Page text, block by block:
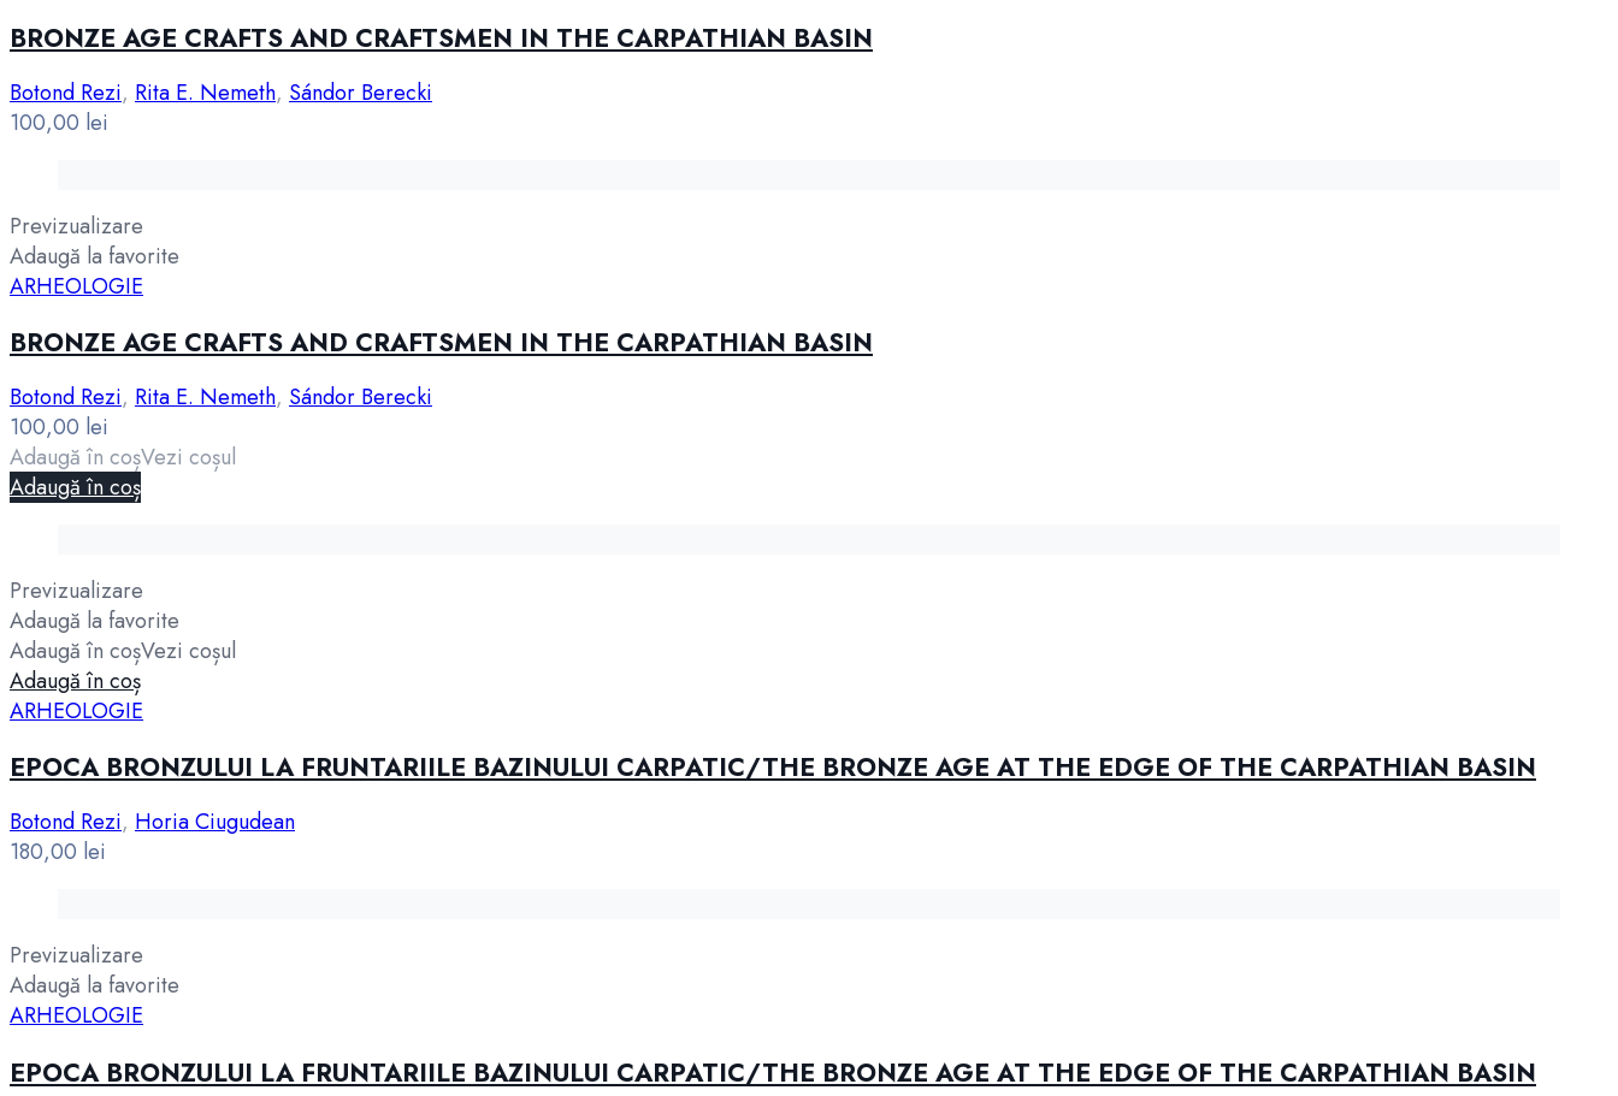
BRONZE AGE CRAFTS AND CRAFTSMEN IN THE CARPATHIAN BASIN
Botond Rezi, Rita E. Nemeth, Sándor Berecki
100,00 lei
Previzualizare
Adaugă la favorite
ARHEOLOGIE
BRONZE AGE CRAFTS AND CRAFTSMEN IN THE CARPATHIAN BASIN
Botond Rezi, Rita E. Nemeth, Sándor Berecki
100,00 lei
Adaugă în coșVezi coșul
Adaugă în coș
Previzualizare
Adaugă la favorite
Adaugă în coșVezi coșul
Adaugă în coș
ARHEOLOGIE
EPOCA BRONZULUI LA FRUNTARIILE BAZINULUI CARPATIC/THE BRONZE AGE AT THE EDGE OF THE CARPATHIAN BASIN
Botond Rezi, Horia Ciugudean
180,00 lei
Previzualizare
Adaugă la favorite
ARHEOLOGIE
EPOCA BRONZULUI LA FRUNTARIILE BAZINULUI CARPATIC/THE BRONZE AGE AT THE EDGE OF THE CARPATHIAN BASIN